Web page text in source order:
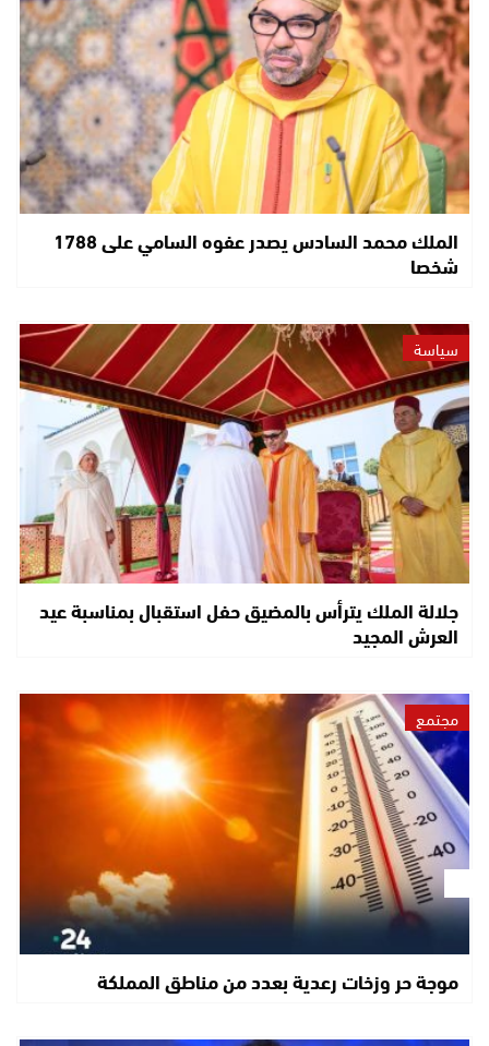
الملك محمد السادس يصدر عفوه السامي على 1788
شخصا
سياسة
جلالة الملك يترأس بالمضيق حفل استقبال بمناسبة عيد
العرش المجيد
مجتمع
موجة حر وزخات رعدية بعدد من مناطق المملكة